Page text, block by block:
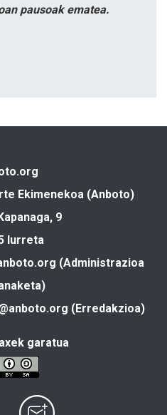
pausoak ematea.
Ekimenekoa (Anboto)
9
Iurreta
(Administrazioa
(Erredakzioa)
garatua